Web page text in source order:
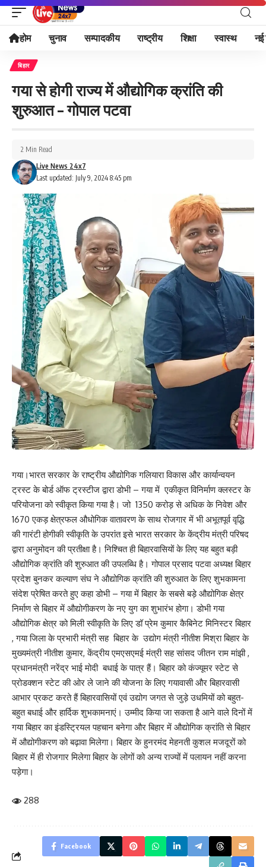
होम चुनाव सम्पादकीय राष्ट्रीय शिक्षा स्वास्थ नई
बिहार
गया से होगी राज्य में औद्योगिक क्रांति की
शुरुआत – गोपाल पटवा
Last updated: July 9, 2024 8:45 pm
Live News 24x7
2 Min Read
गया।भारत सरकार के राष्ट्रीय औद्योगिक गलियारा विकास और कार्यान्वयन
ट्रस्ट के बोर्ड ऑफ ट्रस्टीज द्वारा डोभी – गया में एकीकृत विनिर्माण क्लस्टर के
परियोजना को स्वीकृत किया गया है। जो 1350 करोड़ से अधिक के निवेश और
1670 एकड़ क्षेत्रफल औधोगिक वातावरण के साथ रोजगार में भी अभूतपूर्व वृद्धि
की गारंटी होगीकी स्वीकृति के उपरांत इसे भारत सरकार के केंद्रीय मंत्री परिषद
द्वारा अनुमोदन की प्रतीक्षा है। निश्चित ही बिहारवासियों के लिए यह बहुत बड़ी
औद्योगिक क्रांति की शुरुआत की उपलब्धि है। गोपाल प्रसाद पटवा अध्यक्ष बिहार
प्रदेश बुनकर कल्याण संघ ने औद्योगिक क्रांति की शुरुआत के लिए शुभकामना
संदेश प्रेषित करते हुए कहा डोभी – गया में बिहार के सबसे बड़े औद्योगिक क्षेत्र
निर्माण से बिहार में औद्योगीकरण के नए युग का शुभारंभ होगा। डोभी गया
औद्योगिक क्षेत्र को मिली स्वीकृति के लिए डॉ प्रेम कुमार कैबिनेट मिनिस्टर बिहार
, गया जिला के प्रभारी मंत्री सह बिहार के उद्योग मंत्री नीतीश मिश्रा बिहार के
मुख्यमंत्री नीतीश कुमार, केंद्रीय एमएसएमई मंत्री सह सांसद जीतन राम मांझी ,
प्रधानमंत्री नरेंद्र भाई मोदी बधाई के पात्र हैं। बिहार को कंज्यूमर स्टेट से
प्रोडक्शन स्टेट की ओर ले जाने की योजना के लिए गयावासी और बिहारवासी
आभार प्रकट करते हैं बिहारवासियों एवं उद्योग जगत से जुड़े उधमियों को बहुत-
बहुत बधाई और हार्दिक शुभकामनाएं। उम्मीद किया जा सकता है आने वाले दिनों में
गया बिहार का इंडस्ट्रियल पहचान बनेगा और बिहार में औद्योगिक क्रांति से बिहार
में औद्योगीकरण को बढ़ावा मिलेगा। बिहार के हुनरमंद मेहनती कुशल मजदूरों को
बिहार में ही रोजगार मिलेगा बिहार के लोगों को अन्य राज्यों में पलायन नहीं करना
पड़ेगा।
288
Facebook